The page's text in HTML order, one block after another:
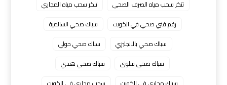
تنكر سحب مياه الصرف الصحي
تنكر سحب مياه المجاري
رقم فني صحي في الكويت
سباك صحي السالمية
سباك صحي بالانجليزي
سباك صحي حولي
سباك صحي سلوى
سباك صحي هندي